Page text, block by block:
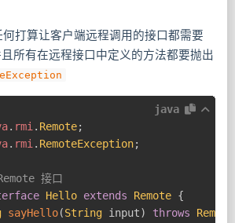
何打算让客户端远程调用的接口都需要
所有在远程接口中定义的方法都要抛出
java
. rmi. Remote;
. rmi. RemoteException;
接口
Hello extends Remote {
sayHello(String input) throws